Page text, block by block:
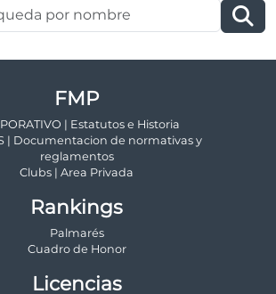
FMP
| Estatutos e Historia
| Documentacion de normativas y
reglamentos
Clubs | Area Privada
Rankings
Palmarés
Cuadro de Honor
Licencias